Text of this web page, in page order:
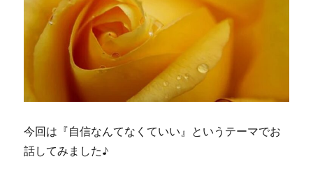
今回は『自信なんてなくていい』というテーマでお
話してみました♪